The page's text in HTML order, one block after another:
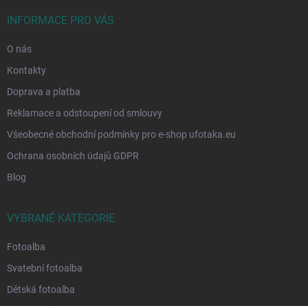
INFORMACE PRO VÁS
O nás
Kontakty
Doprava a platba
Reklamace a odstoupení od smlouvy
Všeobecné obchodní podmínky pro e-shop ufotaka.eu
Ochrana osobních údajů GDPR
Blog
VYBRANÉ KATEGORIE
Fotoalba
Svatební fotoalba
Dětská fotoalba